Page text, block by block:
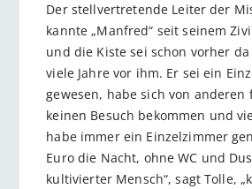
Der stellvertretende Leiter der
kannte „Manfred“ seit seinem
und die Kiste sei schon vorher da
viele Jahre vor ihm. Er sei ein
gewesen, habe sich von anderen
keinen Besuch bekommen und
habe immer ein Einzelzimmer
Euro die Nacht, ohne WC und
kultivierter Mensch“, sagt Tolle,